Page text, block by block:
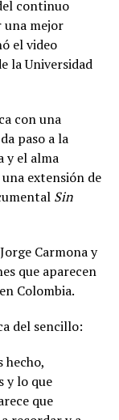
continuo
una mejor
el video
la Universidad
con una
paso a la
y el alma
extensión de
Sin
Carmona y
que aparecen
Colombia.
del sencillo:
hecho,
y lo que
que